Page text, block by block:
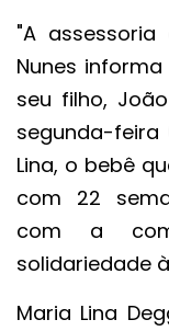
"A assessoria
Nunes
seu filho,
segunda-feira
Lina, o bebê
com 22
com a
solidariedade
Maria Lina